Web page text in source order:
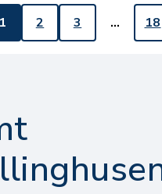
1 2 3 … 18